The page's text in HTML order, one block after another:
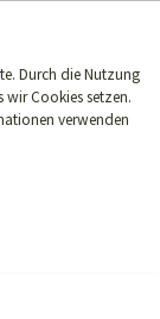
Durch die Nutzung
wir Cookies setzen.
verwenden